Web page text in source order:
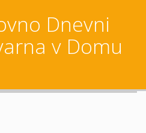
Dnevni
v Domu